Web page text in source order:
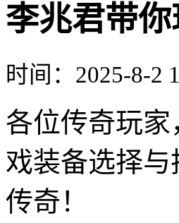
李兆君带
时间：2025-8-2
各位传奇玩
戏装备选择
传奇！